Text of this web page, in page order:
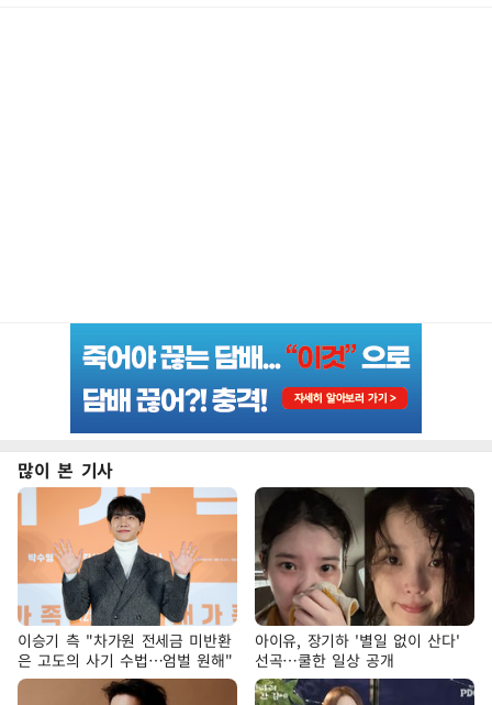
많이 본 기사
이승기 측 "차가원 전세금 미반환
은 고도의 사기 수법…엄벌 원해"
아이유, 장기하 '별일 없이 산다'
선곡…쿨한 일상 공개